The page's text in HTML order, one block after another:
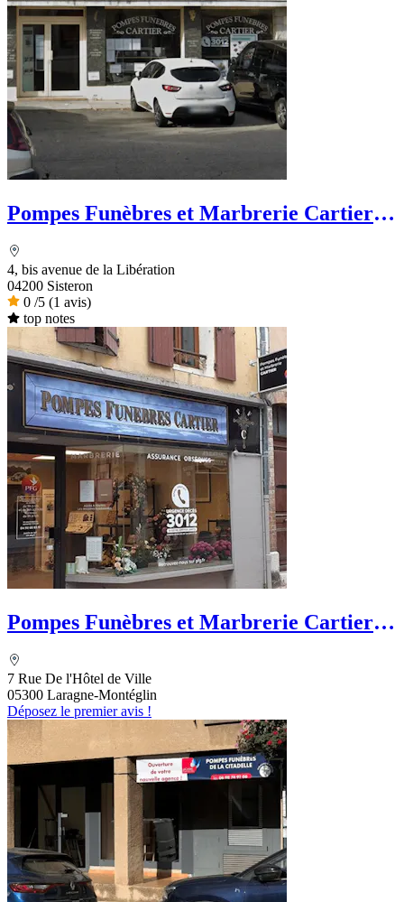
Pompes Funèbres et Marbrerie Cartier -
4, bis avenue de la Libération
04200 Sisteron
0 /5 (1 avis)
top notes
Pompes Funèbres et Marbrerie Cartier -
7 Rue De l'Hôtel de Ville
05300 Laragne-Montéglin
Déposez le premier avis !